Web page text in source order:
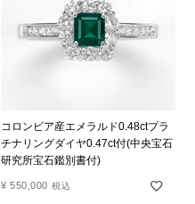
コロンビア産エメラルド0.48ctプラ
チナリングダイヤ0.47ct付(中央宝石
研究所宝石鑑別書付)
¥ 550,000 税込